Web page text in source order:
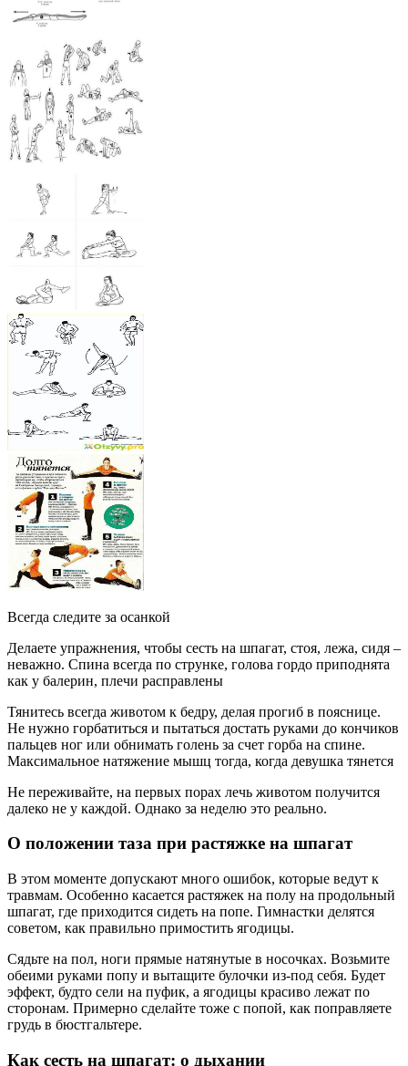
Всегда следите за осанкой
Делаете упражнения, чтобы сесть на шпагат, стоя, лежа, сидя –
неважно. Спина всегда по струнке, голова гордо приподнята
как у балерин, плечи расправлены
Тянитесь всегда животом к бедру, делая прогиб в пояснице.
Не нужно горбатиться и пытаться достать руками до кончиков
пальцев ног или обнимать голень за счет горба на спине.
Максимальное натяжение мышц тогда, когда девушка тянется
Не переживайте, на первых порах лечь животом получится
далеко не у каждой. Однако за неделю это реально.
О положении таза при растяжке на шпагат
В этом моменте допускают много ошибок, которые ведут к
травмам. Особенно касается растяжек на полу на продольный
шпагат, где приходится сидеть на попе. Гимнастки делятся
советом, как правильно примостить ягодицы.
Сядьте на пол, ноги прямые натянутые в носочках. Возьмите
обеими руками попу и вытащите булочки из-под себя. Будет
эффект, будто сели на пуфик, а ягодицы красиво лежат по
сторонам. Примерно сделайте тоже с попой, как поправляете
грудь в бюстгальтере.
Как сесть на шпагат: о дыхании